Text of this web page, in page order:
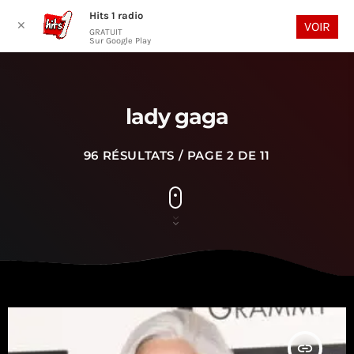
play_arrow
lady gaga
96 RÉSULTATS / PAGE 2 DE 11
insert_link
✕
Hits 1 radio
GRATUIT
Sur Google Play
VOIR